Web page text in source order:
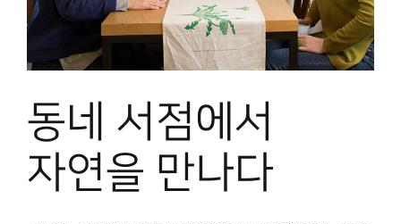
동네 서점에서
자연을 만나다